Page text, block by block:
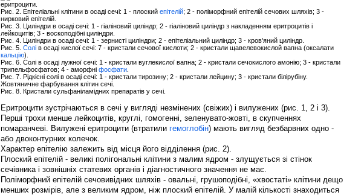
еритроцити.
Рис. 2. Епітеліальні клітини в осаді сечі: 1 - плоский епітелій; 2 - поліморфний епітелій сечових шляхів; 3 -
нирковий епітелій.
Рис. 3. Циліндри в осаді сечі: 1 - гіаліновий циліндр; 2 - гіаліновий циліндр з накладенням еритроцитів і
лейкоцитів; 3 - воскоподібні циліндри.
Рис. 4. Циліндри в осаді сечі: 1 - зернисті циліндри; 2 - епітеліальний циліндр; 3 - кров'яний циліндр.
Рис. 5. Солі в осаді кислої сечі: 7 - кристали сечової кислоти; 2 - кристали щавелевокислой вапна (оксалати
кальцію).
Рис. 6. Солі в осаді лужної сечі: 1 - кристали вуглекислої вапна; 2 - кристали сечокислого амонію; 3 - кристали
трипельфосфатов; 4 - аморфні фосфати
Рис. 7. Рідкісні солі в осаді сечі: 1 - кристали тирозину; 2 - кристали лейцину; 3 - кристали білірубіну.
Жовтяничне фарбування клітин сечі.
Рис. 8. Кристали сульфаніламідних препаратів у сечі.
Еритроцити зустрічаються в сечі у вигляді незмінених (свіжих) і вилужених (рис. 1, 2 і 3).
Перші трохи менше лейкоцитів, круглі, гомогенні, зеленувато-жовті, в скупченнях
помаранчеві. Вилужені еритроцити (втратили гемоглобін) мають вигляд безбарвних одно -
або двоконтурних колечок.
Характер епітелію залежить від місця його відділення (рис. 2).
Плоский епітелій - великі полігональні клітини з малим ядром - злущується зі стінок
сечівника і зовнішніх статевих органів і діагностичного значення не має.
Поліморфний епітелій сечовивідних шляхів - овальні, грушоподібні, «хвостаті» клітини дещо
менших розмірів, але з великим ядром, ніж плоский епітелій. У малій кількості знаходиться